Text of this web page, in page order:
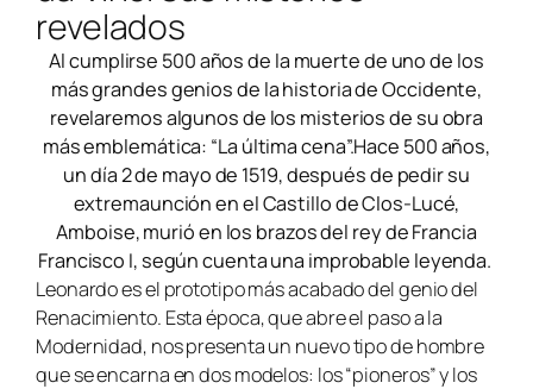
revelados
Al cumplirse 500 años de la muerte de uno de los
más grandes genios de la historia de Occidente,
revelaremos algunos de los misterios de su obra
más emblemática: “La última cena”.Hace 500 años,
un día 2 de mayo de 1519, después de pedir su
extremaunción en el Castillo de Clos-Lucé,
Amboise, murió en los brazos del rey de Francia
Francisco I, según cuenta una improbable leyenda.
Leonardo es el prototipo más acabado del genio del
Renacimiento. Esta época, que abre el paso a la
Modernidad, nos presenta un nuevo tipo de hombre
que se encarna en dos modelos: los “pioneros” y los